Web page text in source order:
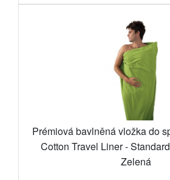
Prémiová bavlněná vložka do
Cotton Travel Liner -
Zelená